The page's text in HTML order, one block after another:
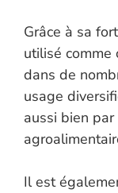
Grâce à sa
utilisé
dans de
usage
aussi bien
Il est